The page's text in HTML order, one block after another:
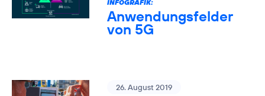
INFOGRAFIK:
Anwendungsfelder
von 5G
26. August 2019